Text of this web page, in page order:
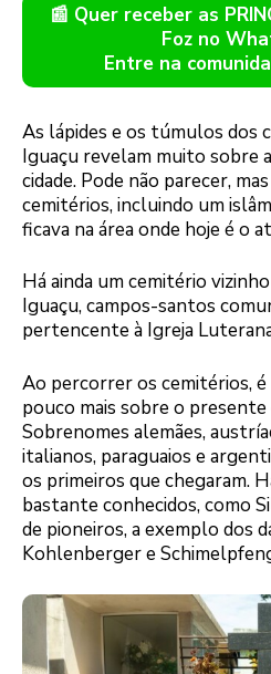
📰 Quer receber as
Foz no
Entre na
As lápides e os túmulos dos
Iguaçu revelam muito sobre
cidade. Pode não parecer,
cemitérios, incluindo um
ficava na área onde hoje é o
Há ainda um cemitério
Iguaçu, campos-santos
pertencente à Igreja
Ao percorrer os cemitérios,
pouco mais sobre o presente
Sobrenomes alemães,
italianos, paraguaios e
os primeiros que chegaram.
bastante conhecidos, como
de pioneiros, a exemplo dos
Kohlenberger e